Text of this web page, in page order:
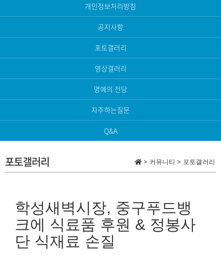
개인정보처리방침
공지사항
포토갤러리
영상갤러리
명예의 전당
자주하는질문
Q&A
포토갤러리 > 커뮤니티 > 포토갤러리
학성새벽시장, 중구푸드뱅
크에 식료품 후원 & 정봉사
단 식재료 손질